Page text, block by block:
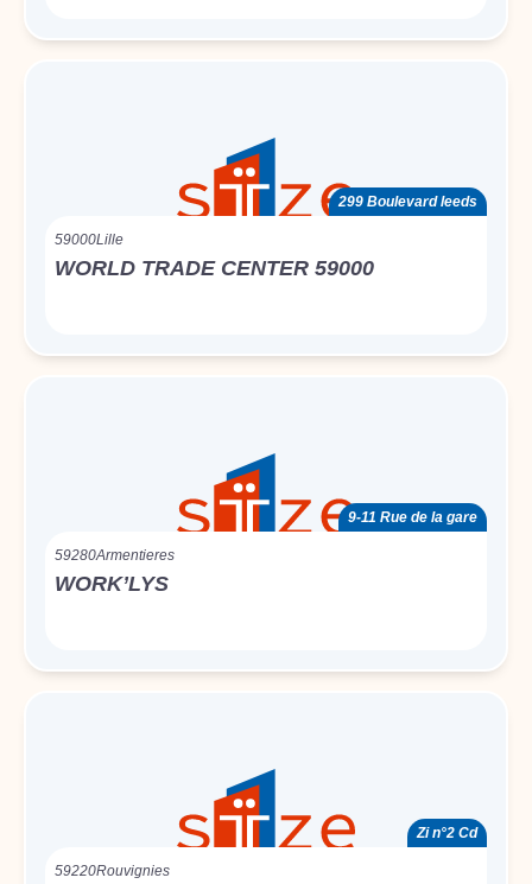
299 Boulevard leeds
59000Lille
WORLD TRADE CENTER 59000
9-11 Rue de la gare
59280Armentieres
WORK’LYS
Zi n°2 Cd
59220Rouvignies